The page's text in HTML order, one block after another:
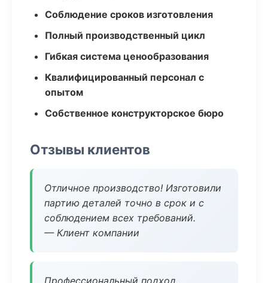
Соблюдение сроков изготовления
Полный производственный цикл
Гибкая система ценообразования
Квалифицированный персонал с
опытом
Собственное конструкторское бюро
Отзывы клиентов
Отличное производство! Изготовили
партию деталей точно в срок и с
соблюдением всех требований.
— Клиент компании
Профессиональный подход,